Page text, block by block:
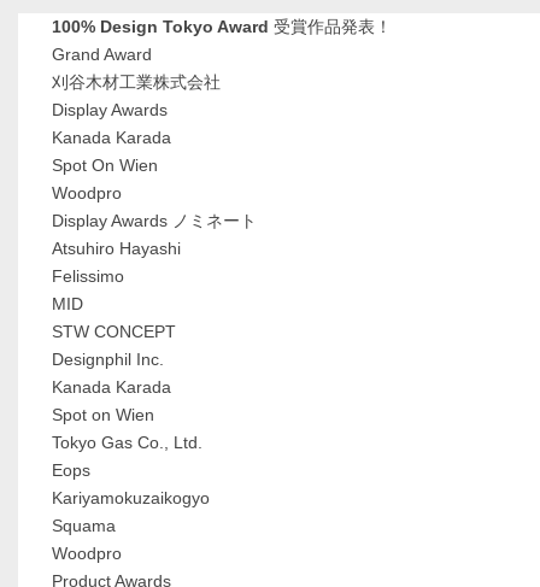
100% Design Tokyo Award 受賞作品発表！
Grand Award
刈谷木材工業株式会社
Display Awards
Kanada Karada
Spot On Wien
Woodpro
Display Awards ノミネート
Atsuhiro Hayashi
Felissimo
MID
STW CONCEPT
Designphil Inc.
Kanada Karada
Spot on Wien
Tokyo Gas Co., Ltd.
Eops
Kariyamokuzaikogyo
Squama
Woodpro
Product Awards